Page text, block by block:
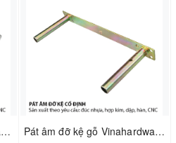
Pát (bas) sắt xi trắng Vinahardware mã 1608.4.60404 Pát âm đỡ kệ gỗ Vinahardware mã 1608.1.00017